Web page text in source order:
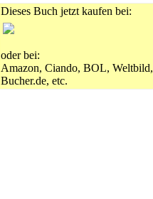
Dieses Buch jetzt kaufen bei:
oder bei:
Amazon, Ciando, BOL, Weltbild,
Bucher.de, etc.